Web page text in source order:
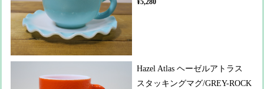
Hazel Atlas ヘーゼルアトラス
スタッキングマグ/GREY-ROCK